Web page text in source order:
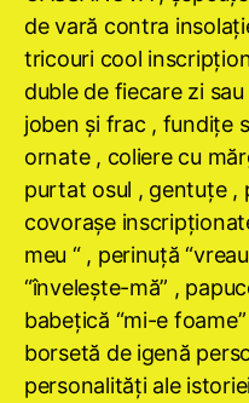
de vară contra
tricouri cool
duble de fiecare zi
joben şi frac , fundiţe
ornate , coliere cu
purtat osul , gentuţe ,
covoraşe
meu “ , perinuţă
“înveleşte-mă” ,
babeţică “mi-e
borsetă de igenă
personalităţi ale